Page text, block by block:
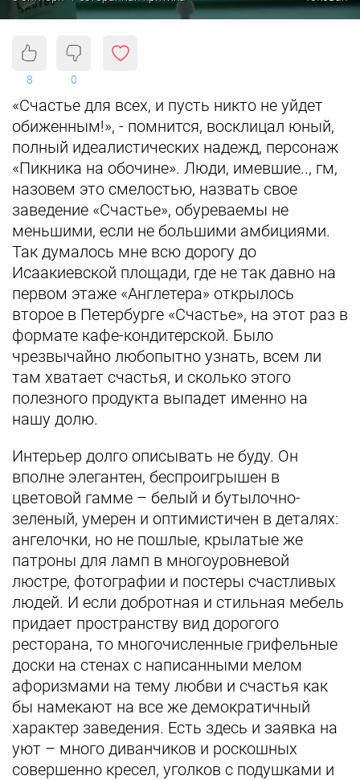
8 0
«Счастье для всех, и пусть никто не уйдет
обиженным!», - помнится, восклицал юный,
полный идеалистических надежд, персонаж
«Пикника на обочине». Люди, имевшие.., гм,
назовем это смелостью, назвать свое
заведение «Счастье», обуреваемы не
меньшими, если не большими амбициями.
Так думалось мне всю дорогу до
Исаакиевской площади, где не так давно на
первом этаже «Англетера» открылось
второе в Петербурге «Счастье», на этот раз в
формате кафе-кондитерской. Было
чрезвычайно любопытно узнать, всем ли
там хватает счастья, и сколько этого
полезного продукта выпадет именно на
нашу долю.
Интерьер долго описывать не буду. Он
вполне элегантен, беспроигрышен в
цветовой гамме – белый и бутылочно-
зеленый, умерен и оптимистичен в деталях:
ангелочки, но не пошлые, крылатые же
патроны для ламп в многоуровневой
люстре, фотографии и постеры счастливых
людей. И если добротная и стильная мебель
придает пространству вид дорогого
ресторана, то многочисленные грифельные
доски на стенах с написанными мелом
афоризмами на тему любви и счастья как
бы намекают на все же демократичный
характер заведения. Есть здесь и заявка на
уют – много диванчиков и роскошных
совершенно кресел, уголков с подушками и